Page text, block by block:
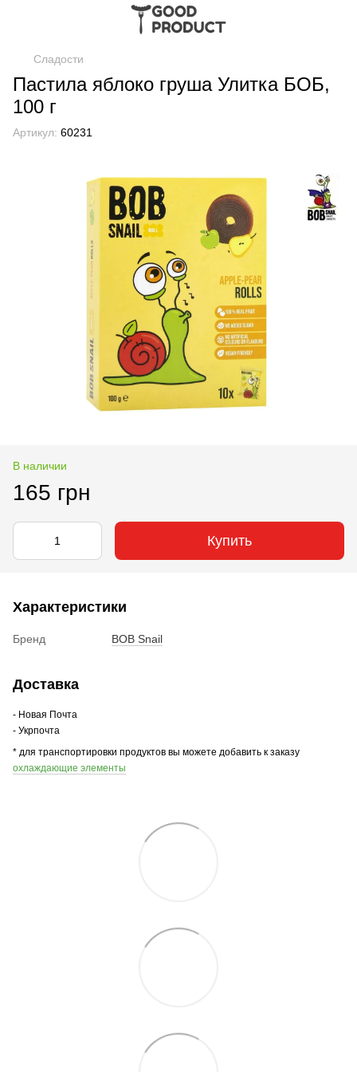
Сладости
Пастила яблоко груша Улитка БОБ,
100 г
Артикул: 60231
В наличии
165 грн
Купить
Характеристики
Бренд BOB Snail
Доставка
- Новая Почта
- Укрпочта
* для транспортировки продуктов вы можете добавить к заказу
охлаждающие элементы